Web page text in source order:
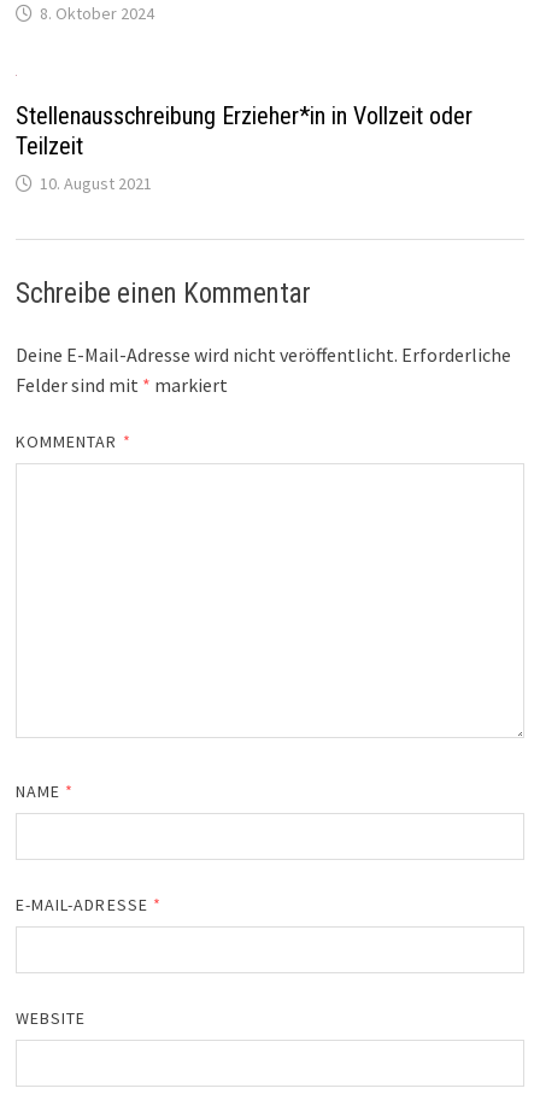
8. Oktober 2024
Stellenausschreibung Erzieher*in in Vollzeit oder
Teilzeit
10. August 2021
Schreibe einen Kommentar
Deine E-Mail-Adresse wird nicht veröffentlicht. Erforderliche
Felder sind mit * markiert
KOMMENTAR *
NAME *
E-MAIL-ADRESSE *
WEBSITE